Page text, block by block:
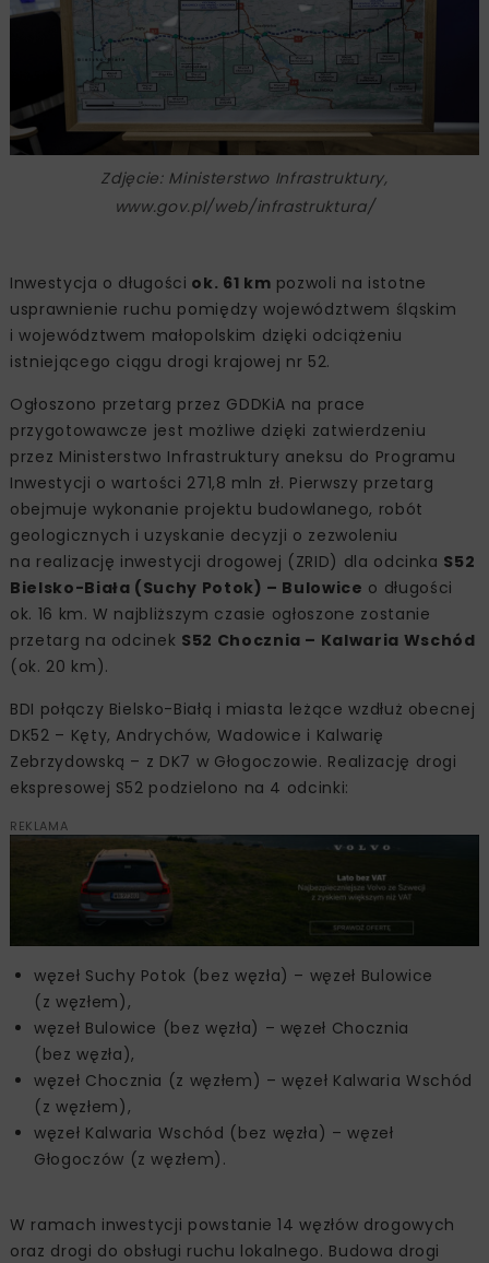
Zdjęcie: Ministerstwo Infrastruktury,
www.gov.pl/web/infrastruktura/
Inwestycja o długości ok. 61 km pozwoli na istotne
usprawnienie ruchu pomiędzy województwem śląskim
i województwem małopolskim dzięki odciążeniu
istniejącego ciągu drogi krajowej nr 52.
Ogłoszono przetarg przez GDDKiA na prace
przygotowawcze jest możliwe dzięki zatwierdzeniu
przez Ministerstwo Infrastruktury aneksu do Programu
Inwestycji o wartości 271,8 mln zł. Pierwszy przetarg
obejmuje wykonanie projektu budowlanego, robót
geologicznych i uzyskanie decyzji o zezwoleniu
na realizację inwestycji drogowej (ZRID) dla odcinka S52
Bielsko-Biała (Suchy Potok) – Bulowice o długości
ok. 16 km. W najbliższym czasie ogłoszone zostanie
przetarg na odcinek S52 Chocznia – Kalwaria Wschód
(ok. 20 km).
BDI połączy Bielsko-Białą i miasta leżące wzdłuż obecnej
DK52 – Kęty, Andrychów, Wadowice i Kalwarię
Zebrzydowską – z DK7 w Głogoczowie. Realizację drogi
ekspresowej S52 podzielono na 4 odcinki:
REKLAMA
węzeł Suchy Potok (bez węzła) – węzeł Bulowice
(z węzłem),
węzeł Bulowice (bez węzła) – węzeł Chocznia
(bez węzła),
węzeł Chocznia (z węzłem) – węzeł Kalwaria Wschód
(z węzłem),
węzeł Kalwaria Wschód (bez węzła) – węzeł
Głogoczów (z węzłem).
W ramach inwestycji powstanie 14 węzłów drogowych
oraz drogi do obsługi ruchu lokalnego. Budowa drogi